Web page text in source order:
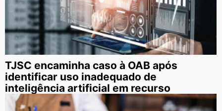
TJSC encaminha caso à OAB após
identificar uso inadequado de
inteligência artificial em recurso